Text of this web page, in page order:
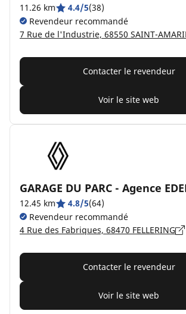
11.26 km 4.4/5(38)
Revendeur recommandé
7 Rue de l'Industrie, 68550 SAINT-
Contacter le revendeur
Voir le site web
GARAGE DU PARC - Agence
12.45 km 4.8/5(64)
Revendeur recommandé
4 Rue des Fabriques, 68470 FELLERING
Contacter le revendeur
Voir le site web